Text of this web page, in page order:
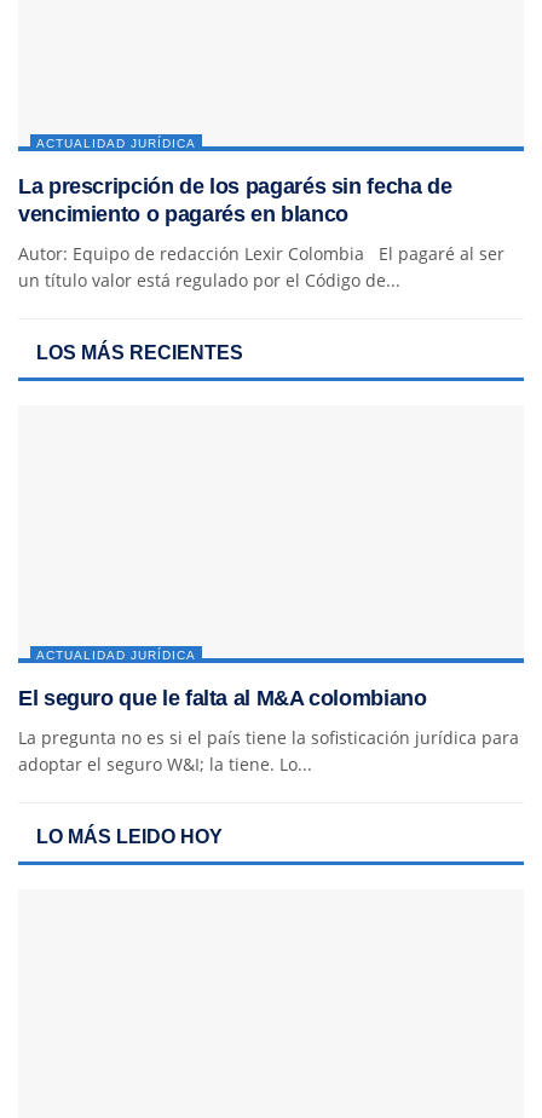
ACTUALIDAD JURÍDICA
La prescripción de los pagarés sin fecha de
vencimiento o pagarés en blanco
Autor: Equipo de redacción Lexir Colombia El pagaré al ser
un título valor está regulado por el Código de...
LOS MÁS RECIENTES
ACTUALIDAD JURÍDICA
El seguro que le falta al M&A colombiano
La pregunta no es si el país tiene la sofisticación jurídica para
adoptar el seguro W&I; la tiene. Lo...
LO MÁS LEIDO HOY